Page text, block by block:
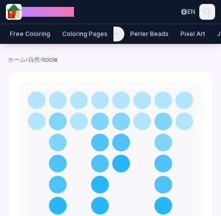
Skip to content
EN
Free Coloring Coloring Pages Perler Beads Pixel Art
ホーム›自然›Icicle